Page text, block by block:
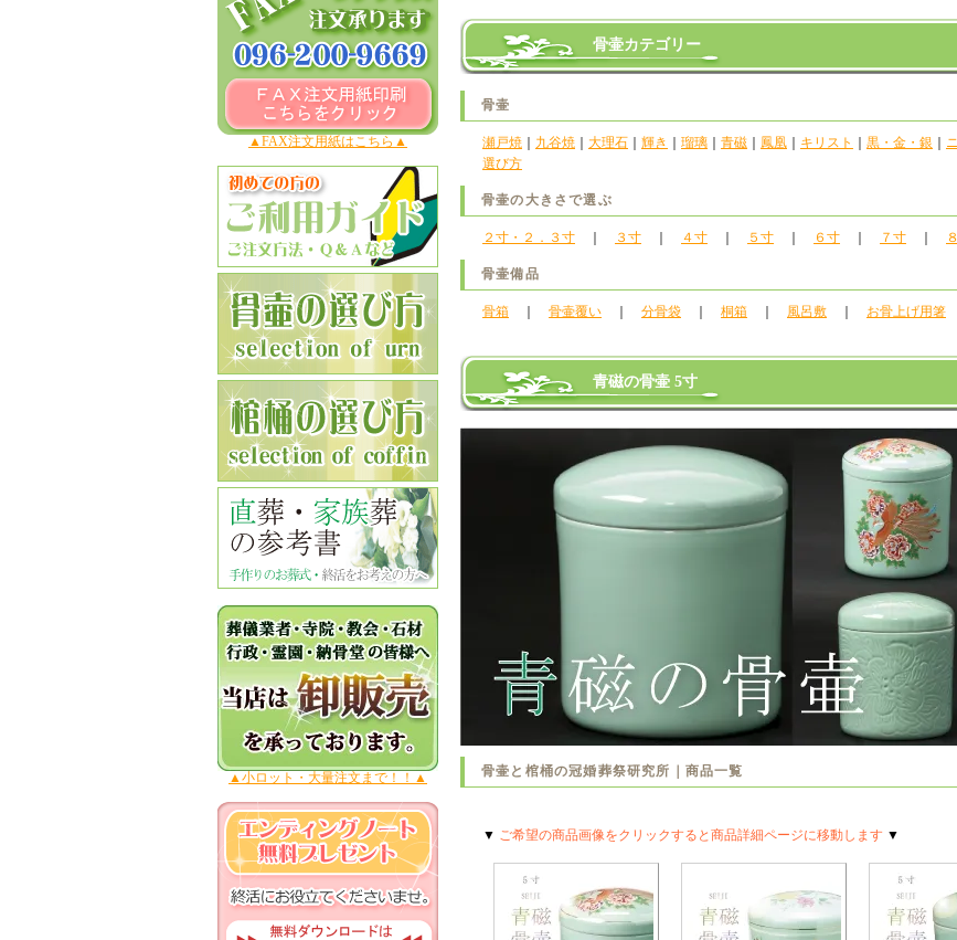
▲FAX注文用紙はこちら▲
▲小ロット・大量注文まで！！▲
骨壷カテゴリー
骨壷
瀬戸焼 九谷焼 大理石 輝き 瑠璃 青磁 鳳凰 キリスト 黒・金・銀
選び方
骨壷の大きさで選ぶ
２寸・２．３寸 ３寸 ４寸 ５寸 ６寸 ７寸
骨壷備品
骨箱 骨壷覆い 分骨袋 桐箱 風呂敷 お骨上げ用箸
青磁の骨壷 5寸
骨壷と棺桶の冠婚葬祭研究所｜商品一覧
▼ ご希望の商品画像をクリックすると商品詳細ページに移動します ▼